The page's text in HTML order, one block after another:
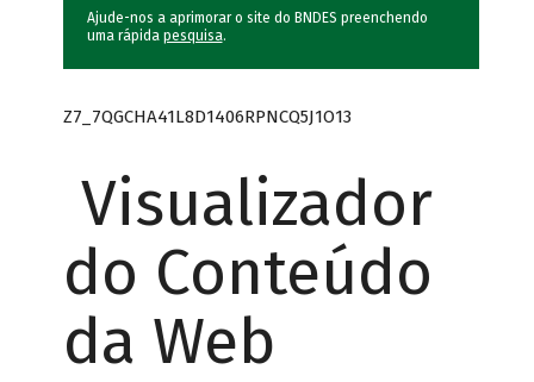
Ajude-nos a aprimorar o site do BNDES preenchendo
uma rápida pesquisa.
Z7_7QGCHA41L8D1406RPNCQ5J1O13
Visualizador
do Conteúdo
da Web